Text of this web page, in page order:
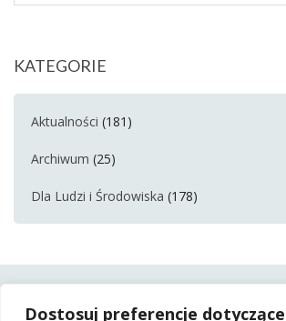
Dostosuj preferencje
KATEGORIE
Aktualności (181)
Archiwum (25)
Dla Ludzi i Środowiska (178)